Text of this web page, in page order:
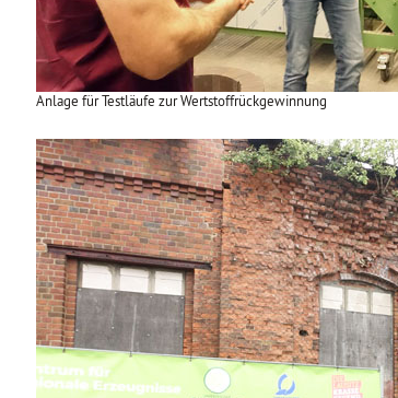
Anlage für Testläufe zur Wertstoffrückgewinnung